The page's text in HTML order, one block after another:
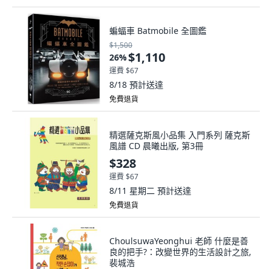
蝙蝠車 Batmobile 全圖鑑
$1,500
26%$1,110
運費 $67
8/18 預計送達
免費退貨
精選薩克斯風小品集 入門系列 薩克斯
風譜 CD 晨曦出版, 第3冊
$328
運費 $67
8/11 星期二 預計送達
免費退貨
ChoulsuwaYeonghui 老師 什麼是善
良的把手?：改變世界的生活設計之旅,
裴城浩